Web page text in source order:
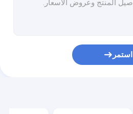
استمر